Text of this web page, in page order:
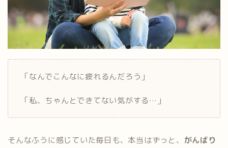
「なんでこんなに疲れるんだろう」
「私、ちゃんとできてない気がする…」
そんなふうに感じていた毎日も、本当はずっと、 がんばり